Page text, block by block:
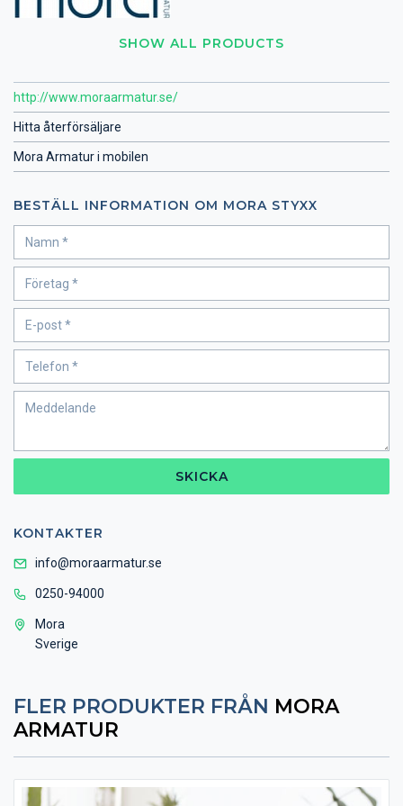
SHOW ALL PRODUCTS
http://www.moraarmatur.se/
Hitta återförsäljare
Mora Armatur i mobilen
BESTÄLL INFORMATION OM MORA STYXX
SKICKA
KONTAKTER
info@moraarmatur.se
0250-94000
Mora
Sverige
FLER PRODUKTER FRÅN MORA
ARMATUR